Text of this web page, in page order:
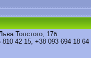
Толстого, 17б.
810 42 15, +38 093 694 18 64